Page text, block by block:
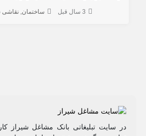
3 سال قبل ساختمان نقاشی
در سایت تبلیغاتی بانک مشاغل شیراز